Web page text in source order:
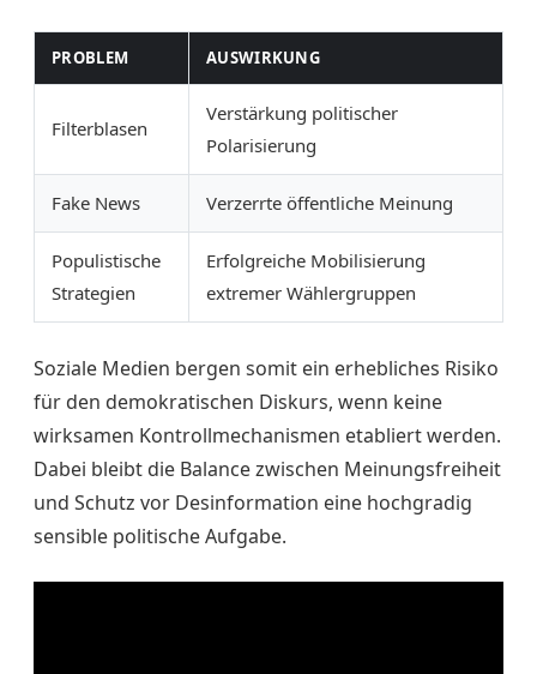
PROBLEM AUSWIRKUNG
Filterblasen
Verstärkung politischer
Polarisierung
Fake News Verzerrte öffentliche Meinung
Populistische
Strategien
Erfolgreiche Mobilisierung
extremer Wählergruppen
Soziale Medien bergen somit ein erhebliches Risiko
für den demokratischen Diskurs, wenn keine
wirksamen Kontrollmechanismen etabliert werden.
Dabei bleibt die Balance zwischen Meinungsfreiheit
und Schutz vor Desinformation eine hochgradig
sensible politische Aufgabe.